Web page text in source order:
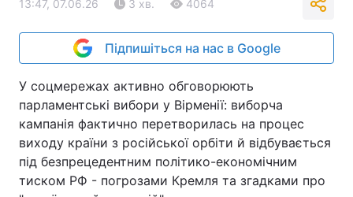
13:47, 07.06.26 3 хв. 4064
Підпишіться на нас в Google
У соцмережах активно обговорюють
парламентські вибори у Вірменії: виборча
кампанія фактично перетворилась на процес
виходу країни з російської орбіти й відбувається
під безпрецедентним політико-економічним
тиском РФ - погрозами Кремля та згадками про